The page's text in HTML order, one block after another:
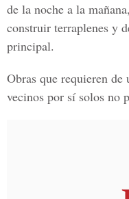
de la noche a la
construir terraplenes y
principal.
Obras que requieren
vecinos por sí solos no